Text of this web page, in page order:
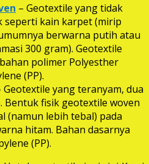
– Geotextile yang tidak
seperti kain karpet (mirip
berwarna putih atau
300 gram). Geotextile
polimer Polyesther
(PP).
Geotextile yang teranyam, dua
Bentuk fisik geotextile woven
(namun lebih tebal) pada
hitam. Bahan dasarnya
(PP).